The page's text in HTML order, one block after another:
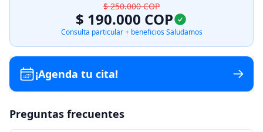
$ 250.000COP
$ 190.000 COP
Consulta particular + beneficios Saludamos
¡Agenda tu cita!
Preguntas frecuentes